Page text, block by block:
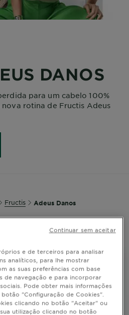
DANOS
para um cabelo 100%
rotina de Fructis Adeus
Fructis Adeus Danos
e de terceiros para analisar
analíticos, para lhe mostrar
as suas preferências com base
de navegação e para incorporar
Pode obter mais informações
"Configuração de Cookies".
clicando no botão "Aceitar" ou
utilização clicando no botão
Continuar sem aceitar